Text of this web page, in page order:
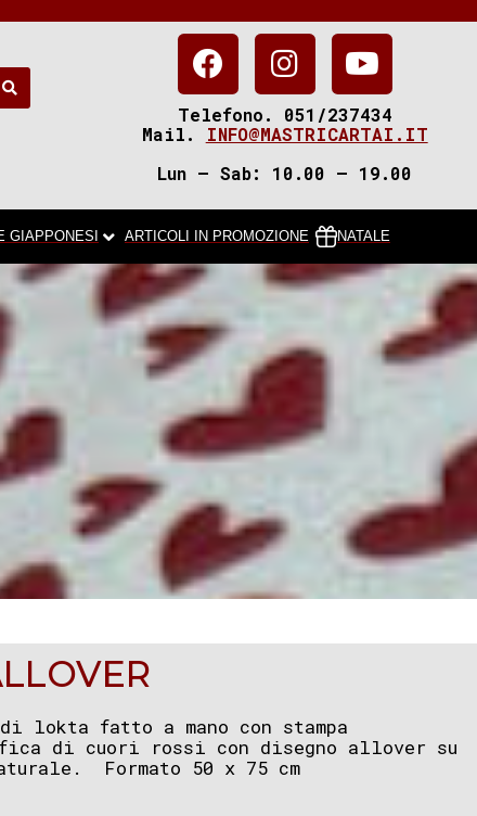
Telefono. 051/237434
Mail.
INFO@MASTRICARTAI.IT
Lun – Sab: 10.00 – 19.00
GIAPPONESI ARTICOLI IN PROMOZIONE NATALE
lokta fatto a mano con stampa
di cuori rossi con disegno allover su
Formato 50 x 75 cm